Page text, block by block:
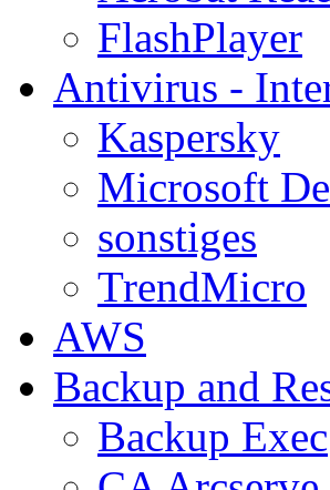
FlashPlayer
Antivirus -
Kaspersky
Microsoft
sonstiges
TrendMicro
AWS
Backup and
Backup Exec